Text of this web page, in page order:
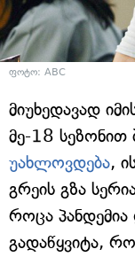
ფოტო: ABC
მიუხედავად
მე-18 სეზონით
უახლოვდება,
გრეის გზა
როცა
გადაწყვიტა,